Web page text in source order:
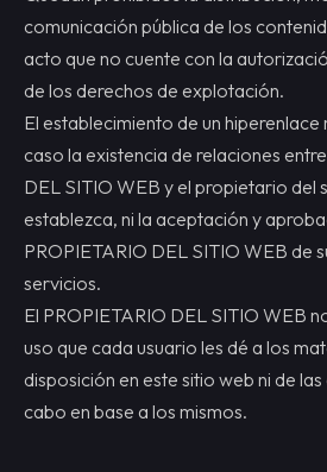
comunicación pública de los
acto que no cuente con la
de los derechos de explotación.
El establecimiento de un hiperenlace
caso la existencia de relaciones
DEL SITIO WEB y el propietario del
establezca, ni la aceptación y
PROPIETARIO DEL SITIO WEB de
servicios.
El PROPIETARIO DEL SITIO WEB
uso que cada usuario les dé a los
disposición en este sitio web ni de
cabo en base a los mismos.